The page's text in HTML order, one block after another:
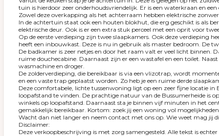
tuin is hierdoor zeer onderhoudsvriendelijk. Er is een waterkraan en
Zowel deze overkapping als het achterraam hebben elektrische
In de achtertuin staat ook een houten blokhut, die erg geschikt is als
elektrische deur. Ook is er een extra stuk perceel met een oprit voor
Op de eerste verdieping zijn twee slaapkamers. Ook deze verdieping
heeft een inbouwkast. Deze is nu in gebruik als master bedroom. De
De badkamer is zeer netjes en door het raam valt er veel licht binnen.
ruime douchecabine. Daarnaast zijn er een wastafel en een toilet.
wasmachine en droger.
De zolderverdieping, die bereikbaar is via een vlizotrap, wordt
en een vaste trap geplaatst worden. Zo heb je een ruime derde
Deze comfortabele, lichte tussenwoning ligt op een zeer fijne locatie
loopafstand te vinden. De prachtige natuur van de Bussumerheide is
winkels op loopafstand. Daarnaast sta je binnen vijf minuten in het
gemakkelijk bereikbaar. Kortom: zoek jij een woning vol
Wacht dan niet langer en neem contact met ons op. Wie weet mag jij
Disclaimer:
Deze verkoopbeschrijving is met zorg samengesteld. Alle tekst is